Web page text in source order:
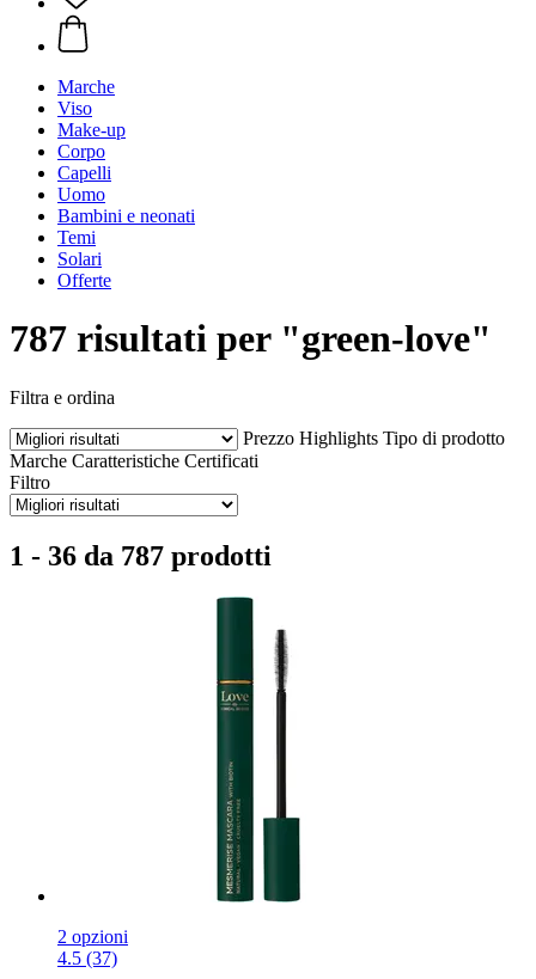
Marche
Viso
Make-up
Corpo
Capelli
Uomo
Bambini e neonati
Temi
Solari
Offerte
787 risultati per "green-love"
Filtra e ordina
Prezzo Highlights Tipo di prodotto
Marche Caratteristiche Certificati
Filtro
1 - 36 da 787 prodotti
2 opzioni
4.5 (37)